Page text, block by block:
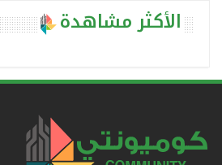
الأكثر مشاهدة